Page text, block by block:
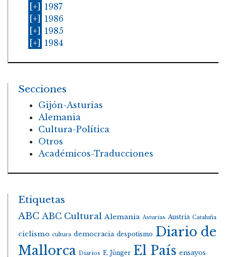
[+] 1987
[+] 1986
[+] 1985
[+] 1984
Secciones
Gijón-Asturias
Alemania
Cultura-Política
Otros
Académicos-Traducciones
Etiquetas
ABC ABC Cultural Alemania Asturias Austria Cataluña
ciclismo cultura democracia despotismo Diario de
Mallorca Diarios E. Jünger El País ensayos